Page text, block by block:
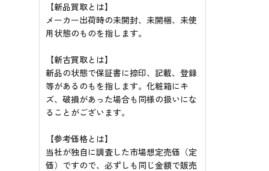
【新品買取とは】
メーカー出荷時の未開封、未開梱、未使
用状態のものを指します。
【新古買取とは】
新品の状態で保証書に捺印、記載、登録
等があるのもを指します。化粧箱にキ
ズ、破損があった場合も同様の扱いにな
ることがございます。
【参考価格とは】
当社が独自に調査した市場想定売価（定
価）ですので、必ずしも同じ金額で販売